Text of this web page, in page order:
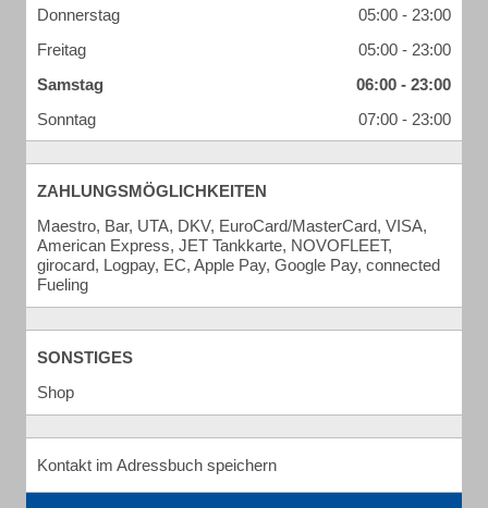
Donnerstag
05:00 - 23:00
Freitag
05:00 - 23:00
Samstag
06:00 - 23:00
Sonntag
07:00 - 23:00
ZAHLUNGSMÖGLICHKEITEN
Maestro, Bar, UTA, DKV, EuroCard/MasterCard, VISA,
American Express, JET Tankkarte, NOVOFLEET,
girocard, Logpay, EC, Apple Pay, Google Pay, connected
Fueling
SONSTIGES
Shop
Kontakt im Adressbuch speichern